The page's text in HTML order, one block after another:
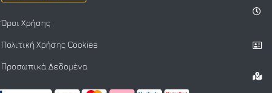
Όροι Χρήσης
Πολιτική Χρήσης Cookies
Προσωπικά Δεδομένα